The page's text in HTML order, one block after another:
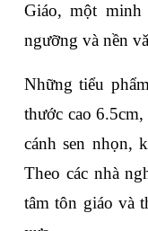
Giáo, một
ngưỡng và nền
Những tiểu
thước cao
cánh sen nhọn,
Theo các nhà
tâm tôn giáo và